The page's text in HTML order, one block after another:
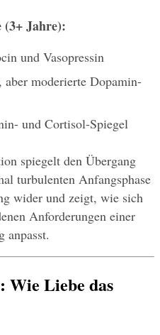
(3+ Jahre):
und Vasopressin
moderierte Dopamin-
und Cortisol-Spiegel
spiegelt den Übergang
turbulenten Anfangsphase
wider und zeigt, wie sich
Anforderungen einer
anpasst.
Wie Liebe das